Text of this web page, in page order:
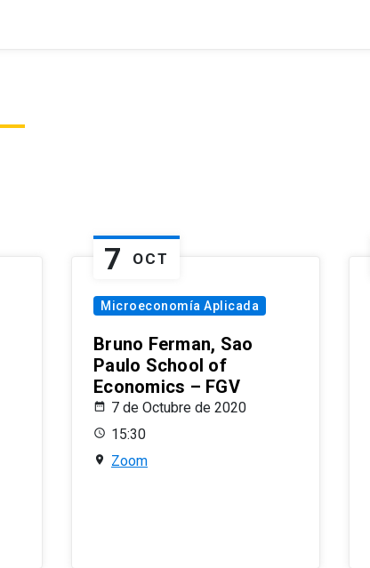
7 OCT
Microeconomía Aplicada
Bruno Ferman, Sao
Paulo School of
Economics – FGV
7 de Octubre de 2020
15:30
Zoom